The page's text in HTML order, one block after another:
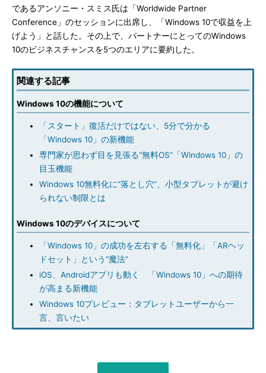
であるアンソニー・スミス氏は「Worldwide Partner
Conference」のセッションに出席し、「Windows 10で収益を上
げよう」と話した。その上で、パートナーにとってのWindows
10のビジネスチャンスを5つのエリアに要約した。
関連する記事
Windows 10の機能について
「スタート」復活だけではない、5分で分かる
「Windows 10」の新機能
専門家が思わず目を見張る“無料OS”「Windows 10」の
目玉機能
Windows 10無料化に“落とし穴”、小型タブレットが避け
られない制限とは
Windows 10のデバイスについて
「Windows 10」の成功を左右する「無料化」「ARヘッ
ドセット」という“魔法”
iOS、Androidアプリも動く 「Windows 10」への期待
が高まる新機能
Windows 10プレビュー：タブレットユーザーから一
言、言いたい